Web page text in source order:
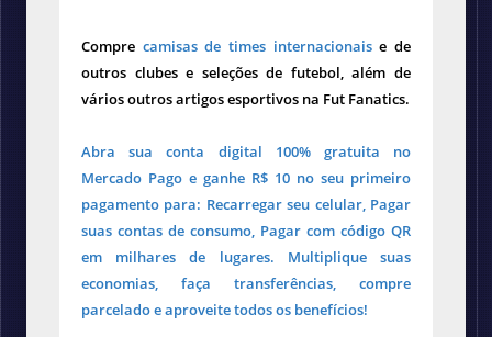
Compre camisas de times internacionaise de
outros clubes e seleções de futebol, além de
vários outros artigos esportivos na Fut Fanatics.
Abra sua conta digital 100% gratuita no
Mercado Pago e ganhe R$ 10 no seu primeiro
pagamento para: Recarregar seu celular, Pagar
suas contas de consumo, Pagar com código QR
em milhares de lugares. Multiplique suas
economias, faça transferências, compre
parcelado e aproveite todos os benefícios!